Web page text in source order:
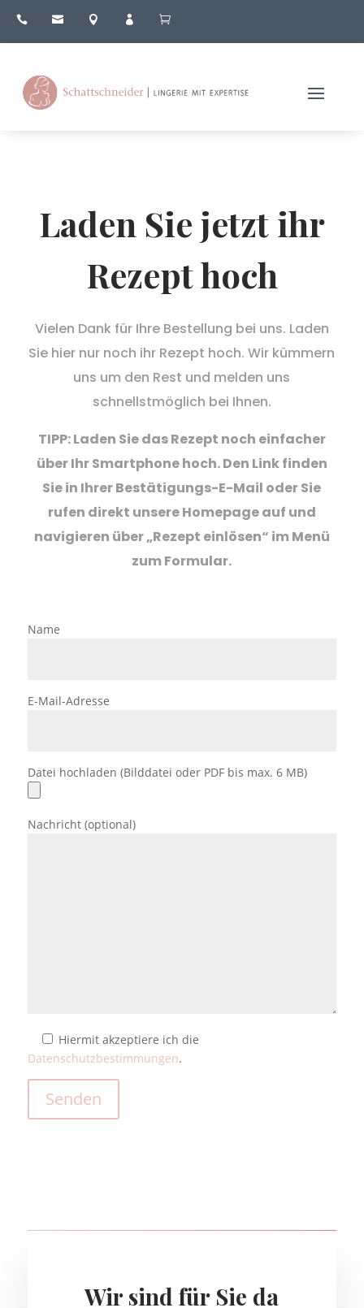
    
Laden Sie jetzt ihr
Rezept hoch
Vielen Dank für Ihre Bestellung bei uns. Laden
Sie hier nur noch ihr Rezept hoch. Wir kümmern
uns um den Rest und melden uns
schnellstmöglich bei Ihnen.
TIPP:Laden Sie das Rezept noch einfacher
über Ihr Smartphone hoch. Den Link finden
Sie in Ihrer Bestätigungs-E-Mail oder Sie
rufen direkt unsere Homepage auf und
navigieren über „Rezept einlösen“ im Menü
zum Formular.
Name
E-Mail-Adresse
Datei hochladen (Bilddatei oder PDF bis max. 6 MB)
Nachricht (optional)
Hiermit akzeptiere ich die
Datenschutzbestimmungen.
Wir sind für Sie da